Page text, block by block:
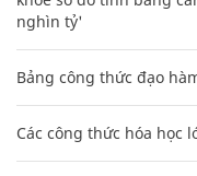
nghìn tỷ'
Bảng công thức đạo
Các công thức hóa học